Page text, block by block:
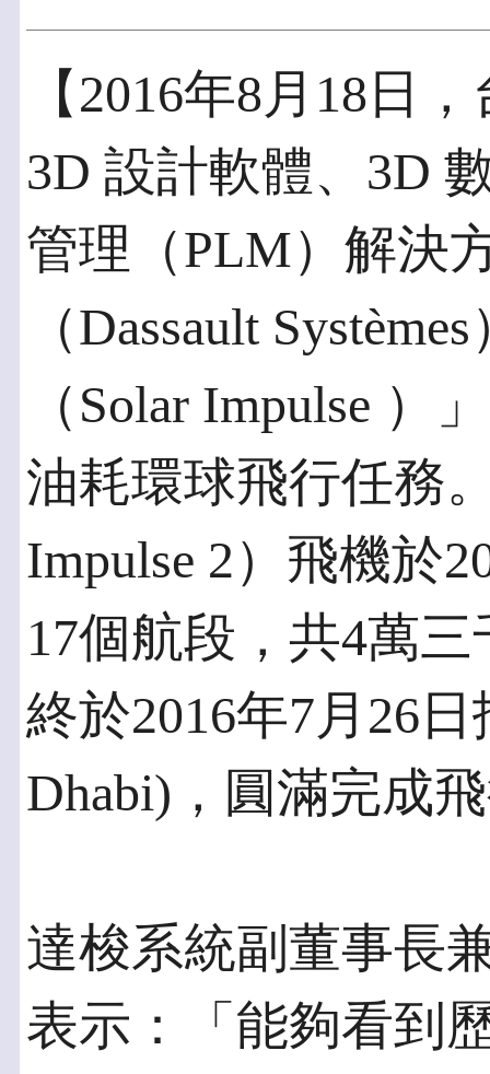
【2016年8月18日
3D 設計軟體、3D
管理（PLM）解決
（Dassault
（Solar Impulse
油耗環球飛行任務
Impulse 2）飛機於
17個航段，共4萬
終於2016年7月26
Dhabi)，圓滿完成
達梭系統副董事長
表示：「能夠看到